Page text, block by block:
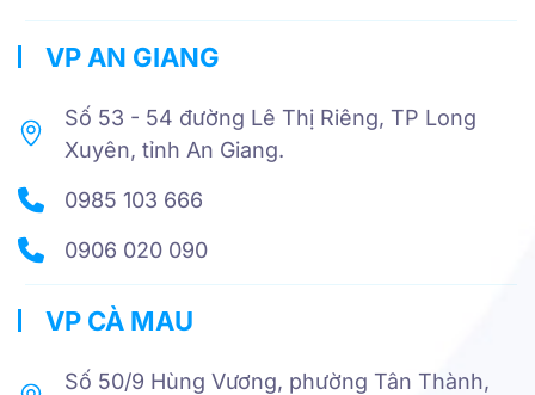
VP AN GIANG
Số 53 - 54 đường Lê Thị Riêng, TP Long
Xuyên, tỉnh An Giang.
0985 103 666
0906 020 090
VP CÀ MAU
Số 50/9 Hùng Vương, phường Tân Thành,